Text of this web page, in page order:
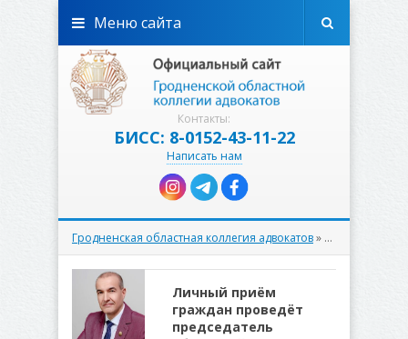
Контакты:
БИСС: 8-0152-43-11-22
Написать нам
Меню сайта
Гродненская областная коллегия адвокатов» Материалы за 03.05.2023
Личный приём
граждан проведёт
председатель